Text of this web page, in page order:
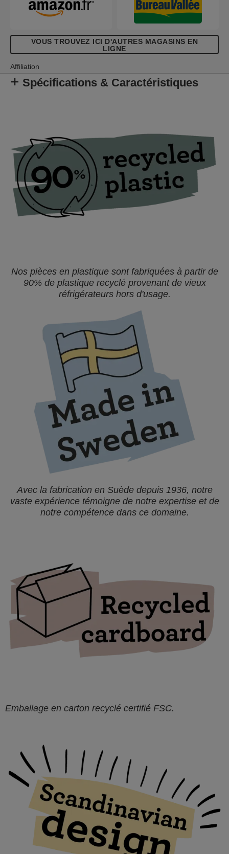
VOUS TROUVEZ ICI D'AUTRES MAGASINS EN
LIGNE
Affiliation
Spécifications & Caractéristiques
Nos pièces en plastique sont fabriquées à partir de
90% de plastique recyclé provenant de vieux
réfrigérateurs hors d'usage.
Avec la fabrication en Suède depuis 1936, notre
vaste expérience témoigne de notre expertise et de
notre compétence dans ce domaine.
Emballage en carton recyclé certifié FSC.